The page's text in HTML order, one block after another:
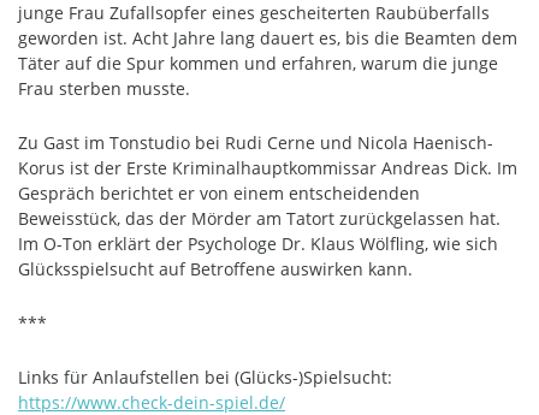
junge Frau Zufallsopfer eines gescheiterten Raubüberfalls
geworden ist. Acht Jahre lang dauert es, bis die Beamten dem
Täter auf die Spur kommen und erfahren, warum die junge
Frau sterben musste.
Zu Gast im Tonstudio bei Rudi Cerne und Nicola Haenisch-
Korus ist der Erste Kriminalhauptkommissar Andreas Dick. Im
Gespräch berichtet er von einem entscheidenden
Beweisstück, das der Mörder am Tatort zurückgelassen hat.
Im O-Ton erklärt der Psychologe Dr. Klaus Wölfling, wie sich
Glücksspielsucht auf Betroffene auswirken kann.
***
Links für Anlaufstellen bei (Glücks-)Spielsucht:
https://www.check-dein-spiel.de/